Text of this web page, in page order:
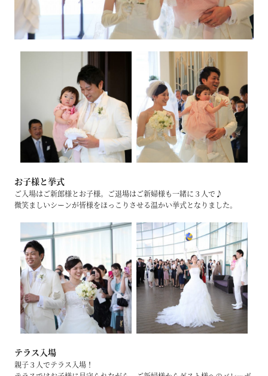
お子様と挙式
ご入場はご新郎様とお子様。ご退場はご新婦様も一緒に３人で♪
微笑ましいシーンが皆様をほっこりさせる温かい挙式となりました。
テラス入場
親子３人でテラス入場！